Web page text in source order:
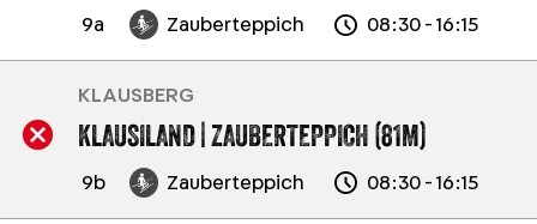
9a Zauberteppich 08:30 - 16:15
KLAUSILAND | ZAUBERTEPPICH (81M)
9b Zauberteppich 08:30 - 16:15
KLAUSBERG